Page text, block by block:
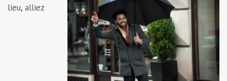
lieu, alliez